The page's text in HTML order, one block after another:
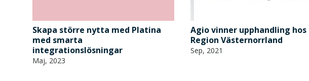
Skapa större nytta med Platina
med smarta
integrationslösningar
Maj, 2023
Agio vinner upphandling hos
Region Västernorrland
Sep, 2021